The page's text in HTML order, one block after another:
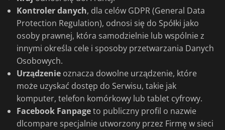
Kontroler danych, dla celów GDPR (General Data
Protection Regulation), odnosi się do Spółki jako
osoby prawnej, która samodzielnie lub wspólnie z
innymi określa cele i sposoby przetwarzania Danych
Osobowych.
Urządzenie oznacza dowolne urządzenie, które
może uzyskać dostęp do Serwisu, takie jak
komputer, telefon komórkowy lub tablet cyfrowy.
Facebook Fanpageto publiczny profil o nazwie
dlcompare specjalnie utworzony przez Firmę w sieci